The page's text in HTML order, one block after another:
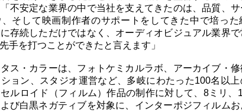
「不安定な業界の中で当社を支えてきたのは、品質、
そして映画制作者のサポートをしてきた中で培った
存続しただけではなく、オーディオビジュアル業界で
手を打つことができたと言えます」
ス・カラーは、フォトケミカルラボ、アーカイブ・修
ョン、スタジオ運営など、多岐にわたった100名以上
ルロイド（フィルム）作品の制作に対して、8ミリ、
び白黒ネガティブを対象に、インターポジフィルム